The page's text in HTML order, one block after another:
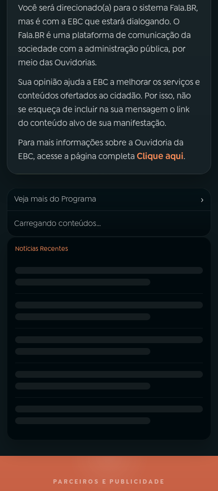
Você será direcionado(a) para o sistema Fala.BR,
mas é com a EBC que estará dialogando. O
Fala.BR é uma plataforma de comunicação da
sociedade com a administração pública, por
meio das Ouvidorias.
Sua opinião ajuda a EBC a melhorar os serviços e
conteúdos ofertados ao cidadão. Por isso, não
se esqueça de incluir na sua mensagem o link
do conteúdo alvo de sua manifestação.
Para mais informações sobre a Ouvidoria da
EBC, acesse a página completa Clique aqui.
Veja mais do Programa ›
Carregando conteúdos...
Notícias Recentes
PARCEIROS E PUBLICIDADE